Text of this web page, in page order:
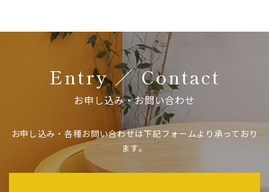
Entry ／ Contact
お申し込み・お問い合わせ
お申し込み・各種お問い合わせは下記フォームより承っており
ます。